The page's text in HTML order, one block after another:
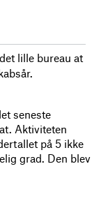
lille bureau at
seneste
Aktiviteten
på 5 ikke
grad. Den blev